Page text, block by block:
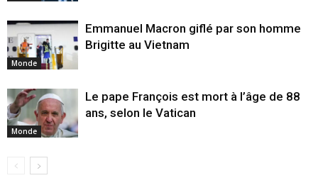
Monde
Emmanuel Macron giflé par son homme
Brigitte au Vietnam
Monde
Le pape François est mort à l’âge de 88
ans, selon le Vatican